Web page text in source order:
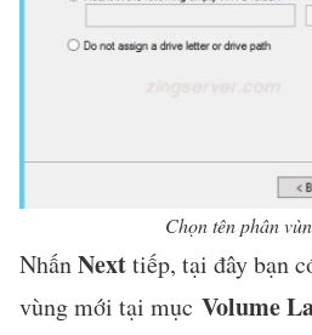
Chọn tên phân
NhấnNexttiếp, tại đây bạn
vùng mới tại mục Volume